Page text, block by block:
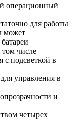
операционный
для работы
может
том числе
подсветкой в
управления в
и
четырех